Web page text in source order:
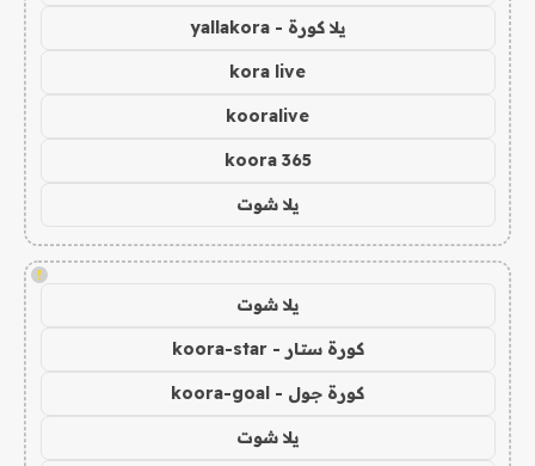
يلا كورة - yallakora
kora live
kooralive
koora 365
يلا شوت
!
يلا شوت
كورة ستار - koora-star
كورة جول - koora-goal
يلا شوت